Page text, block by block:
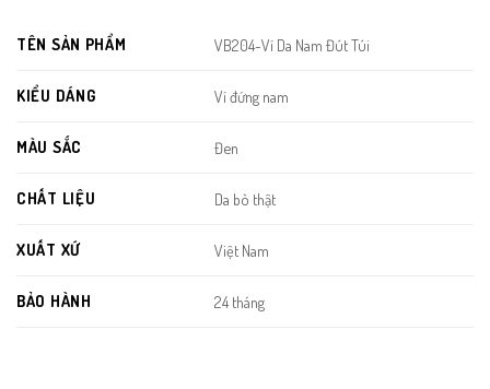
thời gian dài.
Lót víchống ẩm – chống mốc
TÊN SẢN PHẨM VB204-Ví Da Nam Đút Túi
KIỂU DÁNG Ví đứng nam
MÀU SẮC Đen
CHẤT LIỆU Da bò thật
XUẤT XỨ Việt Nam
BẢO HÀNH 24 tháng